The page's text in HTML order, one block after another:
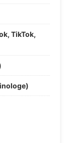
TikTok,